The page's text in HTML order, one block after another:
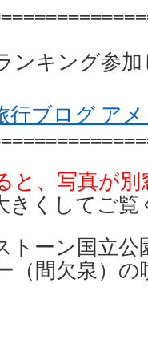
ッ↓、
ンキング参
と、写真が
きくしてご覧
トーン国立
（間欠泉）